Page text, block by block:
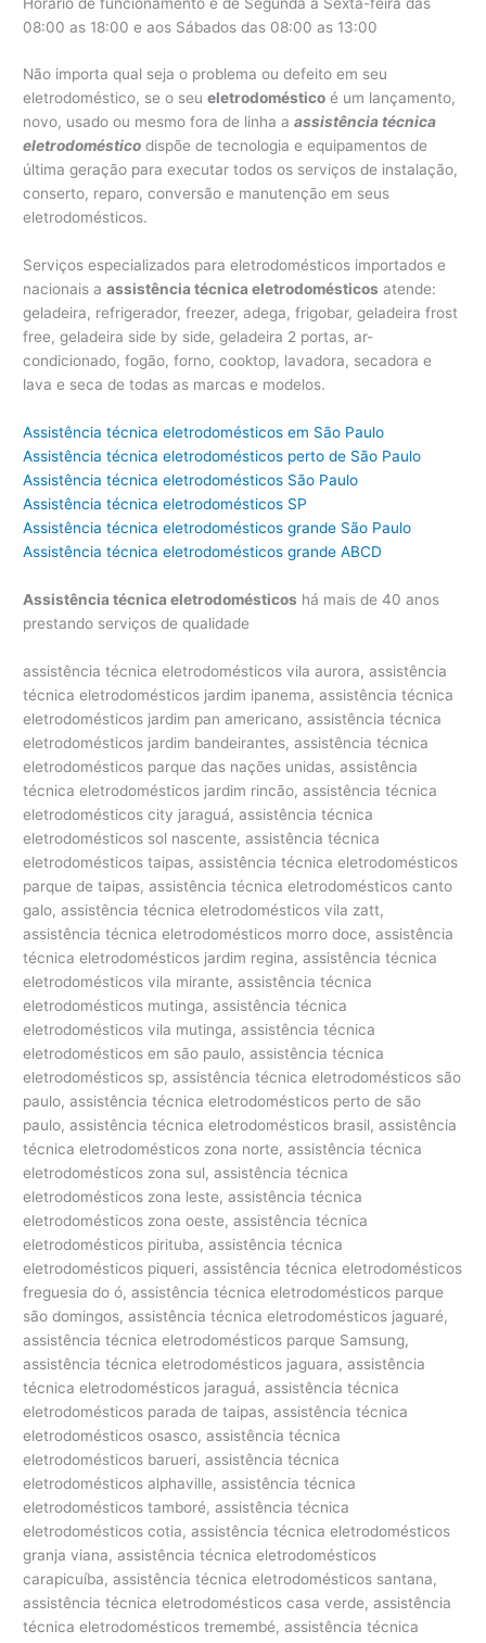
08:00 as 18:00 e aos Sábados das 08:00 as 13:00
Não importa qual seja o problema ou defeito em seu
eletrodoméstico, se o seueletrodoméstico é um lançamento,
novo, usado ou mesmo fora de linha aassistência técnica
eletrodoméstico dispõe de tecnologia e equipamentos de
última geração para executar todos os serviços de instalação,
conserto, reparo, conversão e manutenção em seus
eletrodomésticos.
Serviços especializados para eletrodomésticos importados e
nacionais aassistência técnica eletrodomésticos atende:
geladeira, refrigerador, freezer, adega, frigobar, geladeira frost
free, geladeira side by side, geladeira 2 portas, ar-
condicionado, fogão, forno, cooktop, lavadora, secadora e
lava e seca de todas as marcas e modelos.
Assistência técnica eletrodomésticos em São Paulo
Assistência técnica eletrodomésticos perto de São Paulo
Assistência técnica eletrodomésticos São Paulo
Assistência técnica eletrodomésticos SP
Assistência técnica eletrodomésticos grande São Paulo
Assistência técnica eletrodomésticos grande ABCD
Assistência técnica eletrodomésticos há mais de 40 anos
prestando serviços de qualidade
assistência técnica eletrodomésticos vila aurora, assistência técnica eletrodomésticos jardim ipanema, assistência técnica eletrodomésticos jardim pan americano, assistência técnica eletrodomésticos jardim bandeirantes, assistência técnica eletrodomésticos parque das nações unidas, assistência técnica eletrodomésticos jardim rincão, assistência técnica eletrodomésticos city jaraguá, assistência técnica eletrodomésticos sol nascente, assistência técnica eletrodomésticos taipas, assistência técnica eletrodomésticos parque de taipas, assistência técnica eletrodomésticos canto galo, assistência técnica eletrodomésticos vila zatt, assistência técnica eletrodomésticos morro doce, assistência técnica eletrodomésticos jardim regina, assistência técnica eletrodomésticos vila mirante, assistência técnica eletrodomésticos mutinga, assistência técnica eletrodomésticos vila mutinga, assistência técnica eletrodomésticos em são paulo, assistência técnica eletrodomésticos sp, assistência técnica eletrodomésticos são paulo, assistência técnica eletrodomésticos perto de são paulo, assistência técnica eletrodomésticos brasil, assistência técnica eletrodomésticos zona norte, assistência técnica eletrodomésticos zona sul, assistência técnica eletrodomésticos zona leste, assistência técnica eletrodomésticos zona oeste, assistência técnica eletrodomésticos pirituba, assistência técnica eletrodomésticos piqueri, assistência técnica eletrodomésticos freguesia do ó, assistência técnica eletrodomésticos parque são domingos, assistência técnica eletrodomésticos jaguaré, assistência técnica eletrodomésticos parque Samsung, assistência técnica eletrodomésticos jaguara, assistência técnica eletrodomésticos jaraguá, assistência técnica eletrodomésticos parada de taipas, assistência técnica eletrodomésticos osasco, assistência técnica eletrodomésticos barueri, assistência técnica eletrodomésticos alphaville, assistência técnica eletrodomésticos tamboré, assistência técnica eletrodomésticos cotia, assistência técnica eletrodomésticos granja viana, assistência técnica eletrodomésticos carapicuíba, assistência técnica eletrodomésticos santana, assistência técnica eletrodomésticos casa verde, assistência técnica eletrodomésticos tremembé, assistência técnica eletrodomésticos imirim, assistência técnica eletrodomésticos jardim são bento, assistência técnica eletrodomésticos jardim são paulo, assistência técnica eletrodomésticos vila maria, assistência técnica eletrodomésticos lapa, assistência técnica eletrodomésticos alto da lapa, assistência técnica eletrodomésticos pinheiros, assistência técnica eletrodomésticos alto de pinheiros, assistência técnica eletrodomésticos perdizes, assistência técnica eletrodomésticos pacembu, assistência técnica eletrodomésticos pompeia, assistência técnica eletrodomésticos vila leolpodina, assistência técnica eletrodomésticos vila romana, assistência técnica eletrodomésticos city lapa, assistência técnica eletrodomésticos ceasa, assistência técnica eletrodomésticos villa lobos, assistência técnica eletrodomésticos vila hamburguesa, assistência técnica eletrodomésticos jardins, assistência técnica eletrodomésticos jardim paulista, assistência técnica eletrodomésticos jardim paulistano, assistência técnica eletrodomésticos jardim europa, assistência técnica eletrodomésticos vila olímpia, assistência técnica eletrodomésticos vila nova conceição, assistência técnica eletrodomésticos vila clementino, assistência técnica eletrodomésticos moema, assistência técnica eletrodomésticos ibirapuera, assistência técnica eletrodomésticos cerqueira cesar, assistência técnica eletrodomésticos consolação, assistência técnica eletrodomésticos vila buarque, assistência técnica eletrodomésticos higienópolis, assistência técnica eletrodomésticos campo belo, assistência técnica eletrodomésticos aeroporto, assistência técnica eletrodomésticos santo amaro, assistência técnica eletrodomésticos morumbi, assistência técnica eletrodomésticos morumbi sul, assistência técnica eletrodomésticos real parque, assistência técnica eletrodomésticos bela vista, assistência técnica eletrodomésticos vila mariana, assistência técnica eletrodomésticos praça da árvore, assistência técnica eletrodomésticos bosque da sáude, assistência técnica eletrodomésticos tatuapé, assistência técnica eletrodomésticos penha, assistência técnica eletrodomésticos jardim anália franco, assistência técnica eletrodomésticos butantã, assistência técnica eletrodomésticos cidade jardim, assistência técnica eletrodomésticos jardim luzitania, assistência técnica eletrodomésticos vila progredior, assistência técnica eletrodomésticos jardim silvia, assistência técnica eletrodomésticos paineiras do morumbi, assistência técnica eletrodomésticos brooklin, assistência técnica eletrodomésticos vila sonia, assistência técnica eletrodomésticos indianópolis, assistência técnica eletrodomésticos planalto paulista, assistência técnica eletrodomésticos jardim petropolis, assistência técnica eletrodomésticos brooklin velho, assistência técnica eletrodomésticos jardim cordeiro, assistência técnica eletrodomésticos chácara santo antonio, assistência técnica eletrodomésticos alto da boa vista, assistência técnica eletrodomésticos vila elvira, assistência técnica eletrodomésticos santa cecília, assistência técnica eletrodomésticos aclimação, assistência técnica eletrodomésticos cambuci, assistência técnica eletrodomésticos ipiranga, assistência técnica eletrodomésticos são caetano, assistência técnica eletrodomésticos são bernado, assistência técnica eletrodomésticos santo andré, assistência técnica eletrodomésticos vila madalena, assistência técnica eletrodomésticos jardim das flores, assistência técnica eletrodomésticos parque dos príncipes, assistência técnica eletrodomésticos em são paulo, assistência técnica eletrodomésticos são paulo, assistência técnica eletrodomésticos perto de são paulo, assistência técnica eletrodoméstico, assistência técnica para eletrodoméstico, assistência técnica eletrodomésticos nacionais e importados, assistência técnica de eletrodomésticos em são paulo, assisténcia assistência técnica eletrodomésticos, assistencia tecnica eletrodomesticos sp, assistencia tecnica eletrodomesticos zona norte, conserto de eletrodomésticos sp, assistencia tecnica microondas zona leste, assistencia tecnica eletrodomesticos pinheiros, assistência técnica eletrodomésticos importados, assistência técnica eletrodoméstico importado, assistência técnica para eletrodomésticos em saúde, assistência técnica para eletrodomésticos em república, assistência técnica eletrodoméstico brastemp, assistência técnica eletrodoméstico electrolux, assistência técnica eletrodoméstico bosch, assistência técnica eletrodoméstico continental, assistência técnica eletrodoméstico consul, assistência técnica eletrodoméstico ge, assistência técnica eletrodoméstico mueller, assistência técnica eletrodoméstico whirlpool, assistência técnica eletrodoméstico atlas, assistência técnica eletrodoméstico dako, assistência técnica eletrodoméstico clarice, assistência técnica eletrodoméstico lg, assistência técnica eletrodoméstico venax, assistência técnica eletrodoméstico samsung, assistência técnica eletrodoméstico tecno, assistência técnica eletrodoméstico lofra, assistência técnica eletrodoméstico bertazzoni, assistência técnica eletrodoméstico maytag, assistência técnica eletrodoméstico liebherr, assistência técnica eletrodoméstico amana, assistência técnica eletrodoméstico speed queen, assistência técnica eletrodoméstico esmaltec, assistência técnica eletrodoméstico elettromec, assistência técnica eletrodoméstico futura, assistência técnica eletrodoméstico braslar, assistência técnica eletrodoméstico asko, assistência técnica eletrodoméstico ilve, assistência técnica eletrodoméstico metalmaq, assistência técnica eletrodoméstico best, assistência técnica eletrodoméstico fogatti, assistência técnica eletrodoméstico dacor, assistência técnica eletrodoméstico realce, assistência técnica eletrodoméstico ducane, assistência técnica eletrodoméstico fischer, assistência técnica eletrodoméstico faber, assistência técnica eletrodoméstico gaggenau, assistência técnica eletrodoméstico venâncio, assistência técnica eletrodoméstico goumert, assistência técnica eletrodoméstico tecnogás, assistência técnica eletrodoméstico heartland, assistência técnica eletrodoméstico jenn air, assistência técnica eletrodoméstico maruel, assistência técnica eletrodoméstico sub zero, assistência técnica eletrodoméstico weber, assistência técnica eletrodoméstico smeg, assistência técnica eletrodoméstico wolf, assistência técnica eletrodoméstico viking, assistência técnica eletrodoméstico u-line, assistência técnica eletrodoméstico frigidaire, assistência técnica eletrodoméstico kenmore, assistência técnica eletrodoméstico ariston, assistência técnica eletrodoméstico aga, assistência técnica eletrodoméstico american range, assistência técnica eletrodoméstico thermador, assistência técnica eletrodoméstico blomberg, assistência técnica eletrodoméstico northland, assistência técnica eletrodoméstico dcs, assistência técnica eletrodoméstico diva, assistência técnica geladeira, assistência técnica refrigerador, assistência técnica ar-condicionado, assistência técnica freezer, assistência técnica adega, assistência técnica frigobar, assistência técnica geladeira side by side, assistência técnica refrigerador side by side, assistência técnica frost free, assistência técnica geladeia frost free, assistência técnica fogão, assistência técnica forno, assistência técnica cooktop, assistência técnica microondas, assistência técnica forno elétrico, assistência técnica forno a gás, assistência técnica lavadora, assistência técnica secadora, assistência técnica lava e seca, assistência técnica máquina de lavar, assistência técnica máquina de secar, assistência técnica máquina de lavar e secar, assistência técnica máquina de lavar roupa, assistência técnica máquina de sec